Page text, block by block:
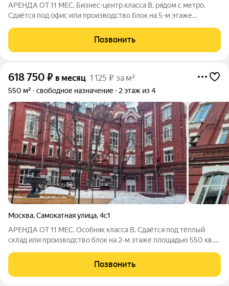
АРЕНДА ОТ 11 МЕС. Бизнес-центр класса B, рядом с метро.
Сдаётся под офис или производство блок на 5-м этаже
требуется отделка. Центральное кондиционирование,
вентиляция. Есть охрана.НДС включен.
Позвонить
618 750 ₽ в месяц 1 125 ₽ за м²
550 м² свободное назначение 2 этаж из 4
Москва,Самокатная улица,4с1
АРЕНДА ОТ 11 МЕС. Особняк класса B. Сдаётся под тёплый
склад или производство блок на 2-м этаже площадью 550 кв.м.
100 кВт.НДС включен. Лот № 252198. С риелторами не
сотрудничаем!
Позвонить